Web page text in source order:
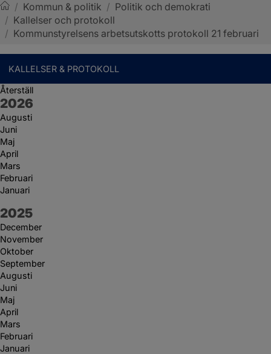
Sotenäs kommun
/ Kommun & politik / Politik och demokrati
/ Kallelser och protokoll
/ Kommunstyrelsens arbetsutskotts protokoll 21 februari
KALLELSER & PROTOKOLL
Återställ
År:
2026
Augusti
Juni
Maj
April
Mars
Februari
Januari
År:
2025
December
November
Oktober
September
Augusti
Juni
Maj
April
Mars
Februari
Januari